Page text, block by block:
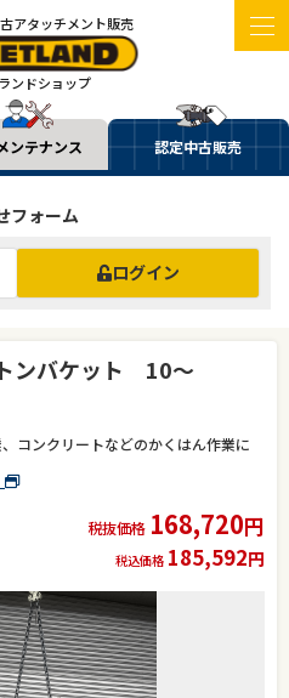
アタッチメント販売
ンドショップ
ンテナンス 認定中古販売
フォーム
ログイン
ンバケット 10～
コンクリートなどのかくはん作業に
税抜価格 168,720円
税込価格 185,592円